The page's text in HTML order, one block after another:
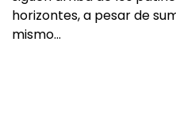
horizontes, a pesar de
mismo…